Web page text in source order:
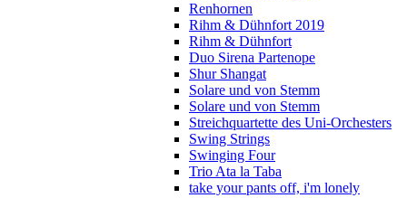
Renhornen
Rihm & Dühnfort 2019
Rihm & Dühnfort
Duo Sirena Partenope
Shur Shangat
Solare und von Stemm
Solare und von Stemm
Streichquartette des Uni-Orchesters
Swing Strings
Swinging Four
Trio Ata la Taba
take your pants off, i'm lonely